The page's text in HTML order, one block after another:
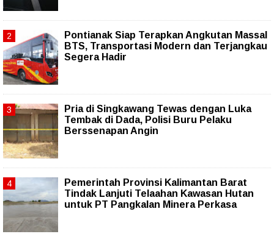
Pontianak Siap Terapkan Angkutan Massal
BTS, Transportasi Modern dan Terjangkau
Segera Hadir
Pria di Singkawang Tewas dengan Luka
Tembak di Dada, Polisi Buru Pelaku
Berssenapan Angin
Pemerintah Provinsi Kalimantan Barat
Tindak Lanjuti Telaahan Kawasan Hutan
untuk PT Pangkalan Minera Perkasa